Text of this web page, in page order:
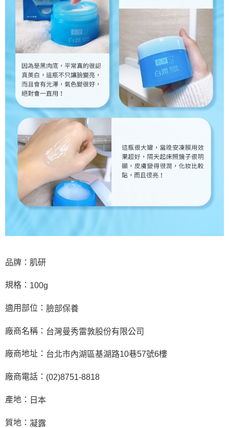
品牌：肌研
規格： 100g
適用部位： 臉部保養
廠商名稱： 台灣曼秀雷敦股份有限公司
廠商地址： 台北市內湖區基湖路10巷57號6樓
廠商電話： (02)8751-8818
產地： 日本
質地： 凝露